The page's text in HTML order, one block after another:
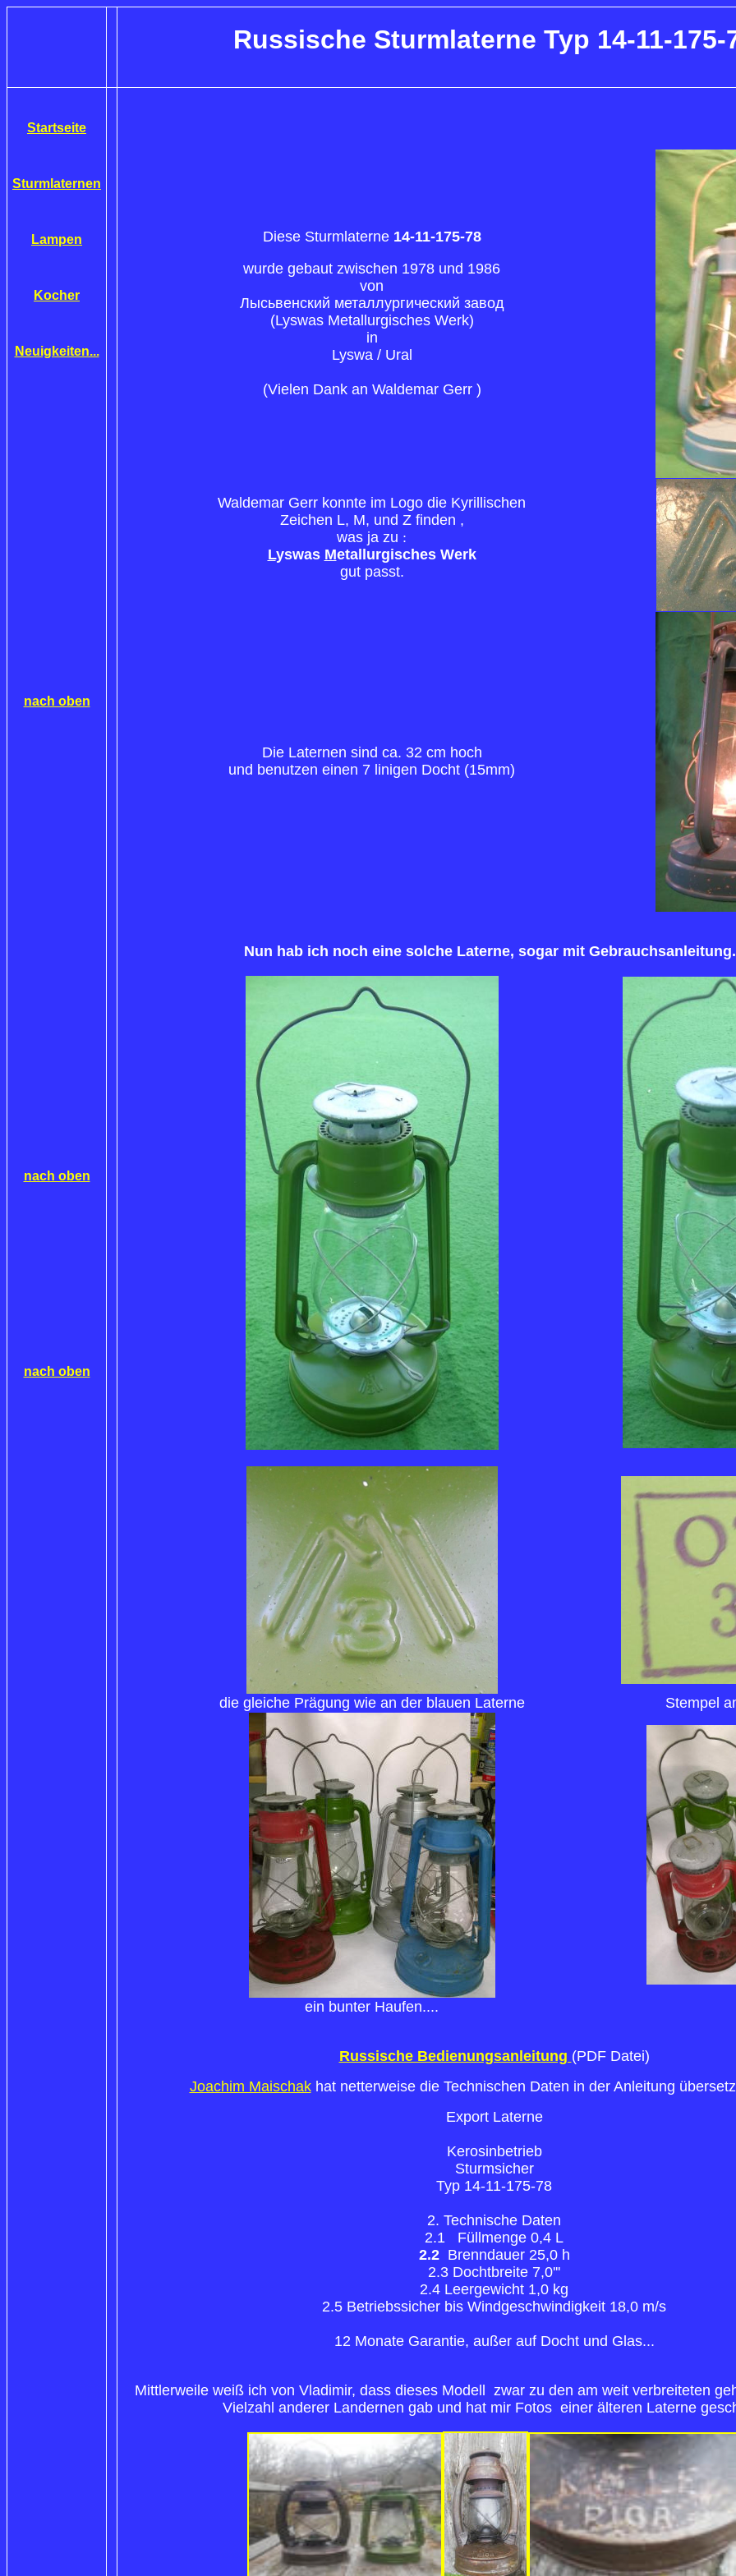
Russische Sturmlaterne Typ 14-11-175-
Startseite
Sturmlaternen
Lampen
Kocher
Neuigkeiten...
nach oben
nach oben
nach oben
Diese Sturmlaterne 14-11-175-78
wurde gebaut zwischen 1978 und 1986
von
Лысьвенский металлургический завод
(Lyswas Metallurgisches Werk)
in
Lyswa/ Ural
(Vielen Dank an Waldemar Gerr )
Waldemar Gerr konnte im Logo die Kyrillischen
Zeichen L, M, und Z finden ,
was ja zu :
Lyswas Metallurgisches Werk
gut passt.
Die Laternen sind ca. 32 cm hoch
und benutzen einen 7 linigen Docht (15mm)
Nun hab ich noch eine solche Laterne, sogar mit
die gleiche Prägung wie an der blauen Laterne Stempel
ein bunter Haufen....
Russische Bedienungsanleitung (PDF Datei)
Joachim Maischakhat netterweise die Technischen Daten in der Anleitung
Export Laterne
Kerosinbetrieb
Sturmsicher
Typ 14-11-175-78
2. Technische Daten
2.1 Füllmenge 0,4 L
2.2 Brenndauer 25,0 h
2.3 Dochtbreite 7,0'''
2.4 Leergewicht 1,0 kg
2.5 Betriebssicher bis Windgeschwindigkeit 18,0 m/s
12 Monate Garantie, außer auf Docht und Glas...
Mittlerweile weiß ich von Vladimir, dass dieses Modell zwar zu den am weit verbreiteten
Vielzahl anderer Landernen gab und hat mir Fotos einer älteren Laterne